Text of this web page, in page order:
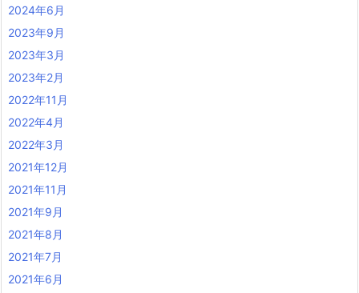
2024年6月
2023年9月
2023年3月
2023年2月
2022年11月
2022年4月
2022年3月
2021年12月
2021年11月
2021年9月
2021年8月
2021年7月
2021年6月